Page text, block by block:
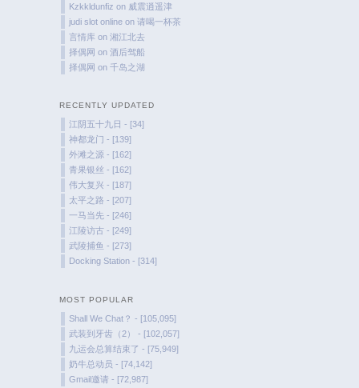
Kzkkldunfiz on 威震逍遥津
judi slot online on请喝一杯茶
言情库 on湘江北去
择偶网 on酒后驾船
择偶网 on千岛之湖
RECENTLY UPDATED
江阴五十九日 - [34]
神都龙门 - [139]
外滩之源 - [162]
青果银丝 - [162]
伟大复兴 - [187]
太平之路 - [207]
一马当先 - [246]
江陵访古 - [249]
武陵捕鱼 - [273]
Docking Station - [314]
MOST POPULAR
Shall We Chat？ - [105,095]
武装到牙齿（2） - [102,057]
九运会总算结束了 - [75,949]
奶牛总动员 - [74,142]
Gmail邀请 - [72,987]